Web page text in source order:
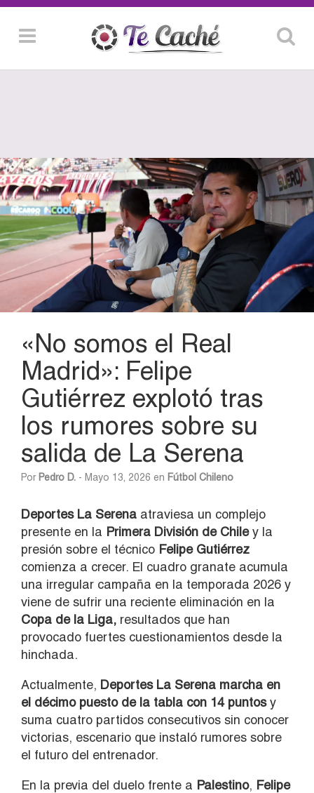
«No somos el Real
Madrid»: Felipe
Gutiérrez explotó tras
los rumores sobre su
salida de La Serena
Por Pedro D. - Mayo 13, 2026 en Fútbol Chileno
Deportes La Serena atraviesa un complejo
presente en la Primera División de Chiley la
presión sobre el técnico Felipe Gutiérrez
comienza a crecer. El cuadro granate acumula
una irregular campaña en la temporada 2026 y
viene de sufrir una reciente eliminación en la
Copa de la Liga, resultados que han
provocado fuertes cuestionamientos desde la
hinchada.
Actualmente, Deportes La Serena marcha en
el décimo puesto de la tabla con 14 puntosy
suma cuatro partidos consecutivos sin conocer
victorias, escenario que instaló rumores sobre
el futuro del entrenador.
En la previa del duelo frente a Palestino, Felipe